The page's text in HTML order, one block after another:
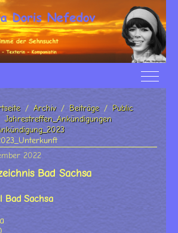
Off-
Archiv Beiträge
Public
Jahrestreffen_Ankündigungen
2022
Bad Sachsa
Bad Sachsa